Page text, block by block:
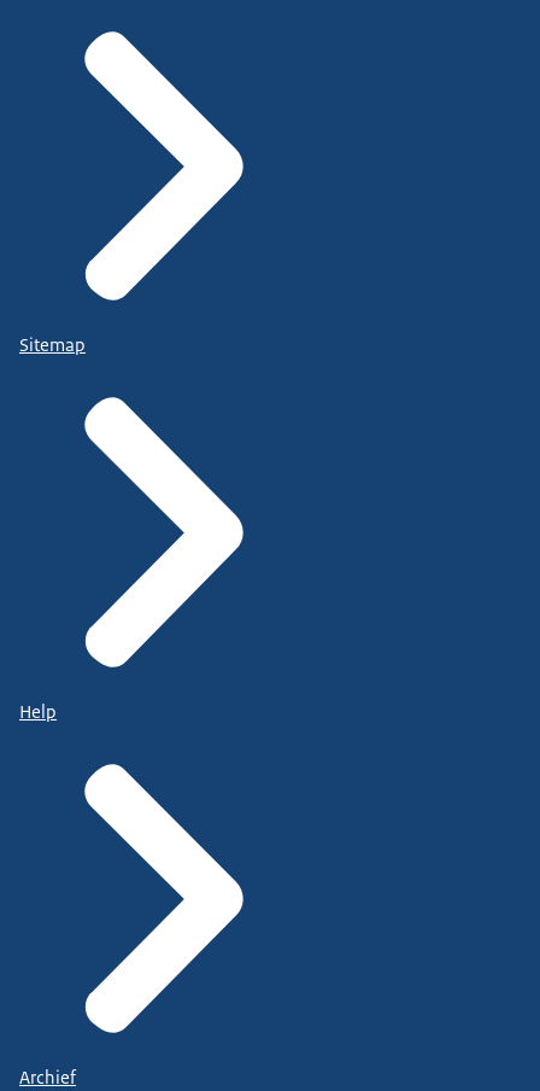
Sitemap
Help
Archief